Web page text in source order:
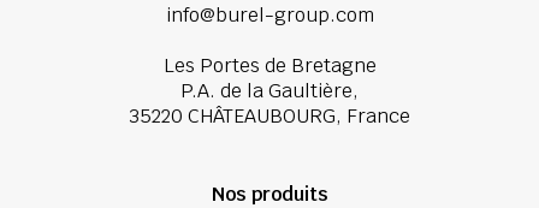
info@burel-group.com
Les Portes de Bretagne
P.A. de la Gaultière,
35220 CHÂTEAUBOURG, France
Nos produits